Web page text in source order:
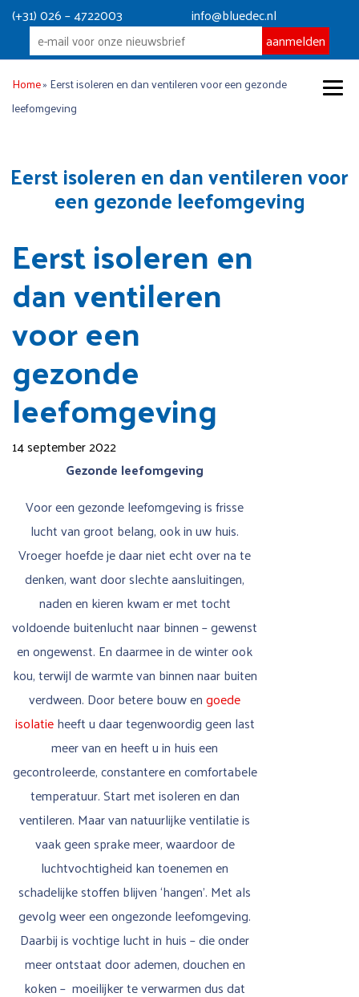
(+31) 026 – 4722003 info@bluedec.nl
Home» Eerst isoleren en dan ventileren voor een gezonde
leefomgeving
Eerst isoleren en dan ventileren voor
een gezonde leefomgeving
Eerst isoleren en
dan ventileren
voor een
gezonde
leefomgeving
14 september 2022
Gezonde leefomgeving
Voor een gezonde leefomgeving is frisse
lucht van groot belang, ook in uw huis.
Vroeger hoefde je daar niet echt over na te
denken, want door slechte aansluitingen,
naden en kieren kwam er met tocht
voldoende buitenlucht naar binnen – gewenst
en ongewenst. En daarmee in de winter ook
kou, terwijl de warmte van binnen naar buiten
verdween. Door betere bouw engoede
isolatieheeft u daar tegenwoordig geen last
meer van en heeft u in huis een
gecontroleerde, constantere en comfortabele
temperatuur. Start met isoleren en dan
ventileren. Maar van natuurlijke ventilatie is
vaak geen sprake meer, waardoor de
luchtvochtigheid kan toenemen en
schadelijke stoffen blijven ‘hangen’. Met als
gevolg weer een ongezonde leefomgeving.
Daarbij is vochtige lucht in huis – die onder
meer ontstaat door ademen, douchen en
koken – moeilijker te verwarmen dus dat